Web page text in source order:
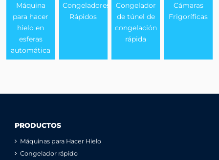
Máquina
para hacer
hielo en
esferas
automática
Congeladores
Rápidos
Congelador
de túnel de
congelación
rápida
Cámaras
Frigoríficas
PRODUCTOS
Máquinas para Hacer Hielo
Congelador rápido